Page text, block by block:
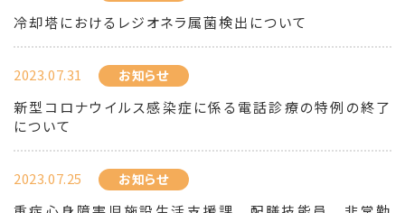
冷却塔におけるレジオネラ属菌検出について
2023.07.31 お知らせ
新型コロナウイルス感染症に係る電話診療の特例の終了
について
2023.07.25 お知らせ